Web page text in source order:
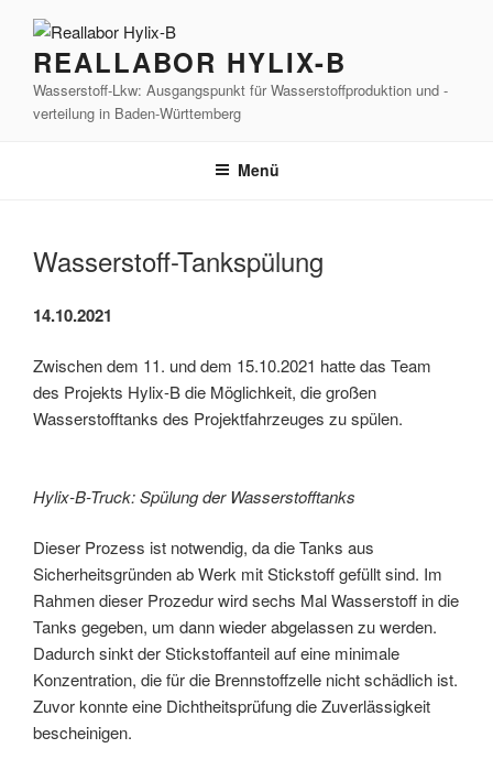
Inhalt
springenREALLABOR HYLIX-B
Wasserstoff-Lkw: Ausgangspunkt für Wasserstoffproduktion und -
verteilung in Baden-Württemberg
Menü
Wasserstoff-Tankspülung
14.10.2021
Zwischen dem 11. und dem 15.10.2021 hatte das Team
des Projekts Hylix-B die Möglichkeit, die großen
Wasserstofftanks des Projektfahrzeuges zu spülen.
Hylix-B-Truck: Spülung der Wasserstofftanks
Dieser Prozess ist notwendig, da die Tanks aus
Sicherheitsgründen ab Werk mit Stickstoff gefüllt sind. Im
Rahmen dieser Prozedur wird sechs Mal Wasserstoff in die
Tanks gegeben, um dann wieder abgelassen zu werden.
Dadurch sinkt der Stickstoffanteil auf eine minimale
Konzentration, die für die Brennstoffzelle nicht schädlich ist.
Zuvor konnte eine Dichtheitsprüfung die Zuverlässigkeit
bescheinigen.